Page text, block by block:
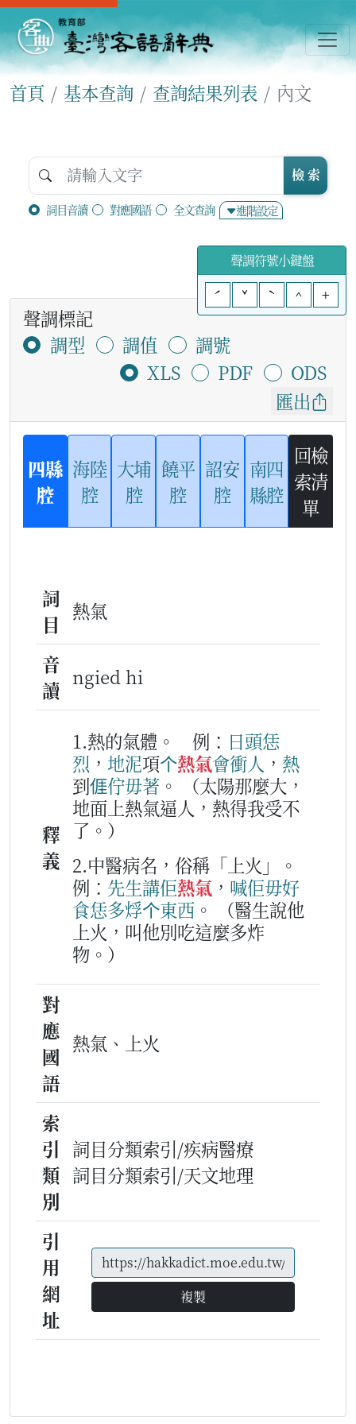
首頁 基本查詢 查詢結果列表 內文
詞目音讀 對應國語 全文查詢 進階設定
檢 索
聲調符號小鍵盤
ˊ
ˇ ˋ ^ +
聲調標記
調型
調值
調號
XLS
PDF
ODS
匯出
四縣
腔
海陸
腔
大埔
腔
饒平
腔
詔安
腔
南四
縣腔
回檢
索清
單
詞
目
熱氣
音
讀
ngied hi
釋
義
1.熱的氣體。 例： 日頭恁
烈 ， 地泥項个熱氣會衝人 ， 熱
到𠊎佇毋著 。
（太陽那麼大，
地面上熱氣逼人，熱得我受不
了。）
2.中醫病名，俗稱「上火」。
例： 先生講佢熱氣 ， 喊佢毋好
食恁多烰个東西 。
（醫生說他
上火，叫他別吃這麼多炸
物。）
對
應
國
語
熱氣、上火
索
引
類
別
詞目分類索引/疾病醫療
詞目分類索引/天文地理
引
用
網
址
複製